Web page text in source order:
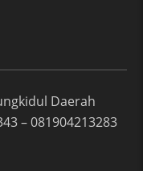
Daerah
– 081904213283